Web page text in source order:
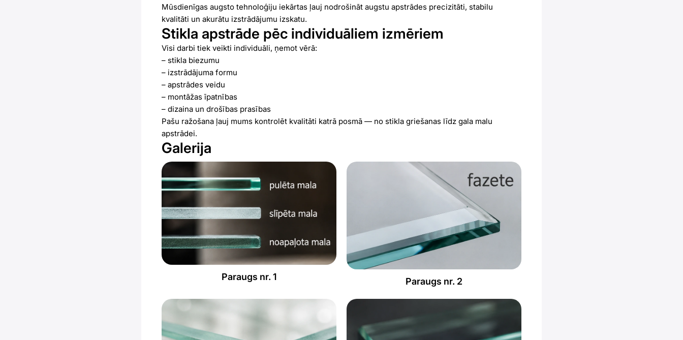
Mūsdienīgas augsto tehnoloģiju iekārtas ļauj nodrošināt augstu apstrādes precizitāti, stabilu
kvalitāti un akurātu izstrādājumu izskatu.
Stikla apstrāde pēc individuāliem izmēriem
Visi darbi tiek veikti individuāli, ņemot vērā:
– stikla biezumu
– izstrādājuma formu
– apstrādes veidu
– montāžas īpatnības
– dizaina un drošības prasības
Pašu ražošana ļauj mums kontrolēt kvalitāti katrā posmā — no stikla griešanas līdz gala malu
apstrādei.
Galerija
Paraugs nr. 1 Paraugs nr. 2